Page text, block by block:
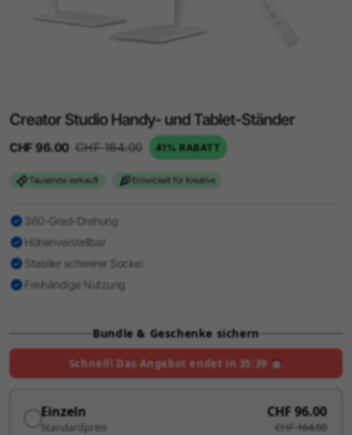
Creator Studio Handy- und Tablet-Ständer
CHF 96.00 CHF 164.00 41% RABATT
Tausende verkauft Entwickelt für Kreative
360-Grad-Drehung
Höhenverstellbar
Stabiler schwerer Sockel
Freihändige Nutzung
Bundle & Geschenke sichern
Schnell! Das Angebot endet in 35:37 ⏰
Einzeln
Standardpreis
CHF 96.00
CHF 164.00